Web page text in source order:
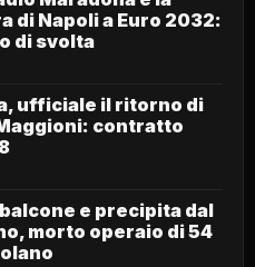
di Napoli a Euro 2032:
di svolta
ufficiale il ritorno di
contratto
e precipita dal
morto operaio di 54